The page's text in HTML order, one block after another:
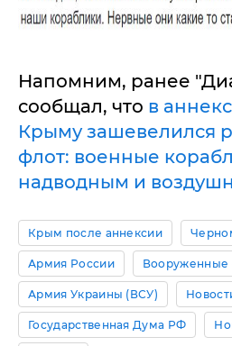
Напомним, ранее
сообщал, что в
Крыму зашевелился
флот: военные
надводным и
Крым после аннексии
Армия России Вооруженные
Армия Украины (ВСУ)
Государственная Дума РФ